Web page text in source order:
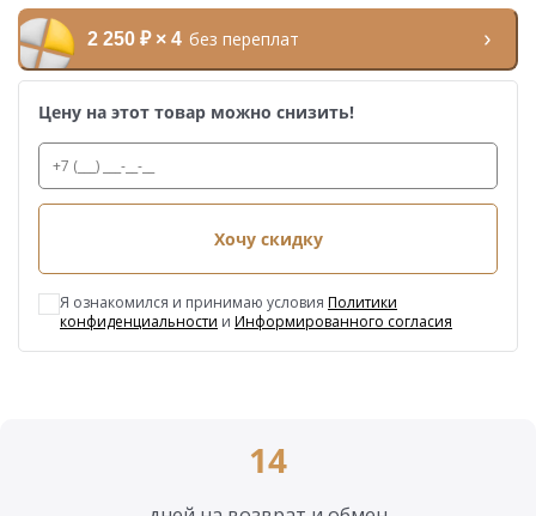
2 250 ₽ × 4 без переплат
Цену на этот товар можно снизить!
Хочу скидку
Я ознакомился и принимаю условия Политики
конфиденциальности и Информированного согласия
14